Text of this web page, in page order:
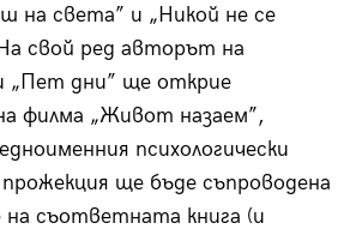
на света” и „Никой не се
свой ред авторът на
дни” ще открие
филма „Живот назаем”,
психологически
ще бъде съпроводена
на съответната книга (и